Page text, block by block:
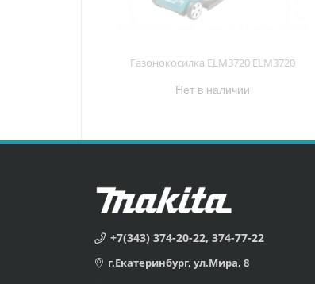
Газонокосилка ELM3720 ELM3720
Нет в наличии
+7(343) 374-20-22, 374-77-22
г.Екатеринбург, ул.Мира, 8